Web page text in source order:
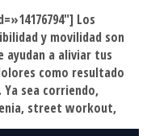
flexibilidad
y
Movilidad:
¿Para
qué
sirven?
Los
y movilidad son
ayudan a aliviar tus
como resultado
sea corriendo,
street workout,